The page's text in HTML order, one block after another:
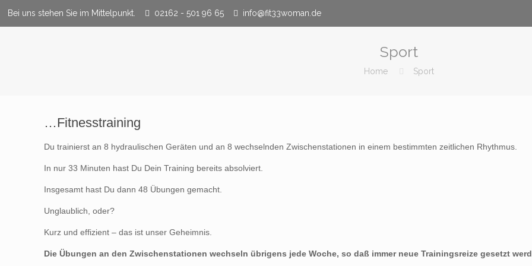
Bei uns stehen Sie im Mittelpunkt. 02162 - 501 96 65 info@fit33woman.de
Sport
Home Sport
…Fitnesstraining
Du trainierst an 8 hydraulischen Geräten und an 8 wechselnden Zwischenstationen in einem bestimmten zeitlichen Rhythmus.
In nur 33 Minuten hast Du Dein Training bereits absolviert.
Insgesamt hast Du dann 48 Übungen gemacht.
Unglaublich, oder?
Kurz und effizient – das ist unser Geheimnis.
Die Übungen an den Zwischenstationen wechseln übrigens jede Woche, so daß immer neue Trainingsreize gesetzt